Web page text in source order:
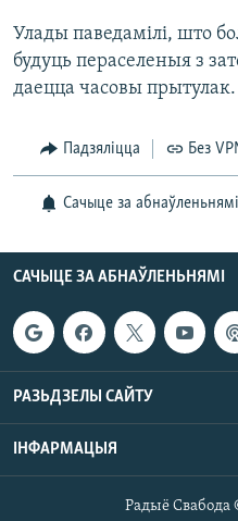
КУЛЬТУРА
КАЛЯНДАР
МОВА
НА ХВАЛЯХ СВАБОДЫ
Улады паведамілі, што
будуць пераселеныя з
даецца часовы прытулак.
Падзяліцца Без
Сачыце за абнаўленьнямі
САЧЫЦЕ ЗА АБНАЎЛЕНЬНЯМІ
РАЗЬДЗЕЛЫ САЙТУ
ІНФАРМАЦЫЯ
Радыё Свабода